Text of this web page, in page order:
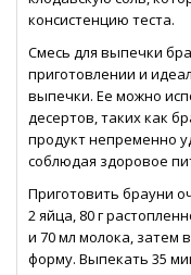
консистенцию теста.
Смесь для выпечки
приготовлении и
выпечки. Ее можно
десертов, таких как
продукт непременно
соблюдая здоровое
Приготовить брауни
2 яйца, 80 г
и 70 мл молока, затем
форму. Выпекать 35